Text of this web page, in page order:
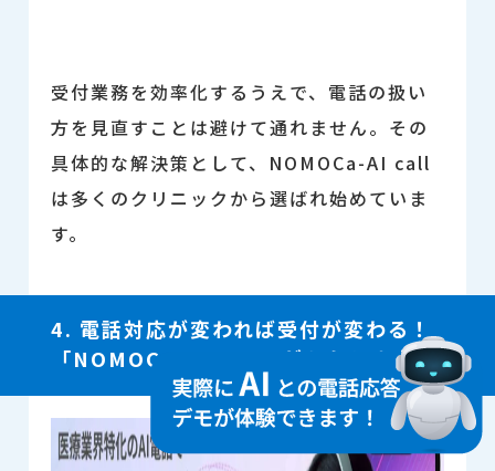
受付業務を効率化するうえで、電話の扱い
方を見直すことは避けて通れません。その
具体的な解決策として、NOMOCa-AI call
は多くのクリニックから選ばれ始めていま
す。
4. 電話対応が変われば受付が変わる！
「NOMOCa-AI call」がもたらす変化